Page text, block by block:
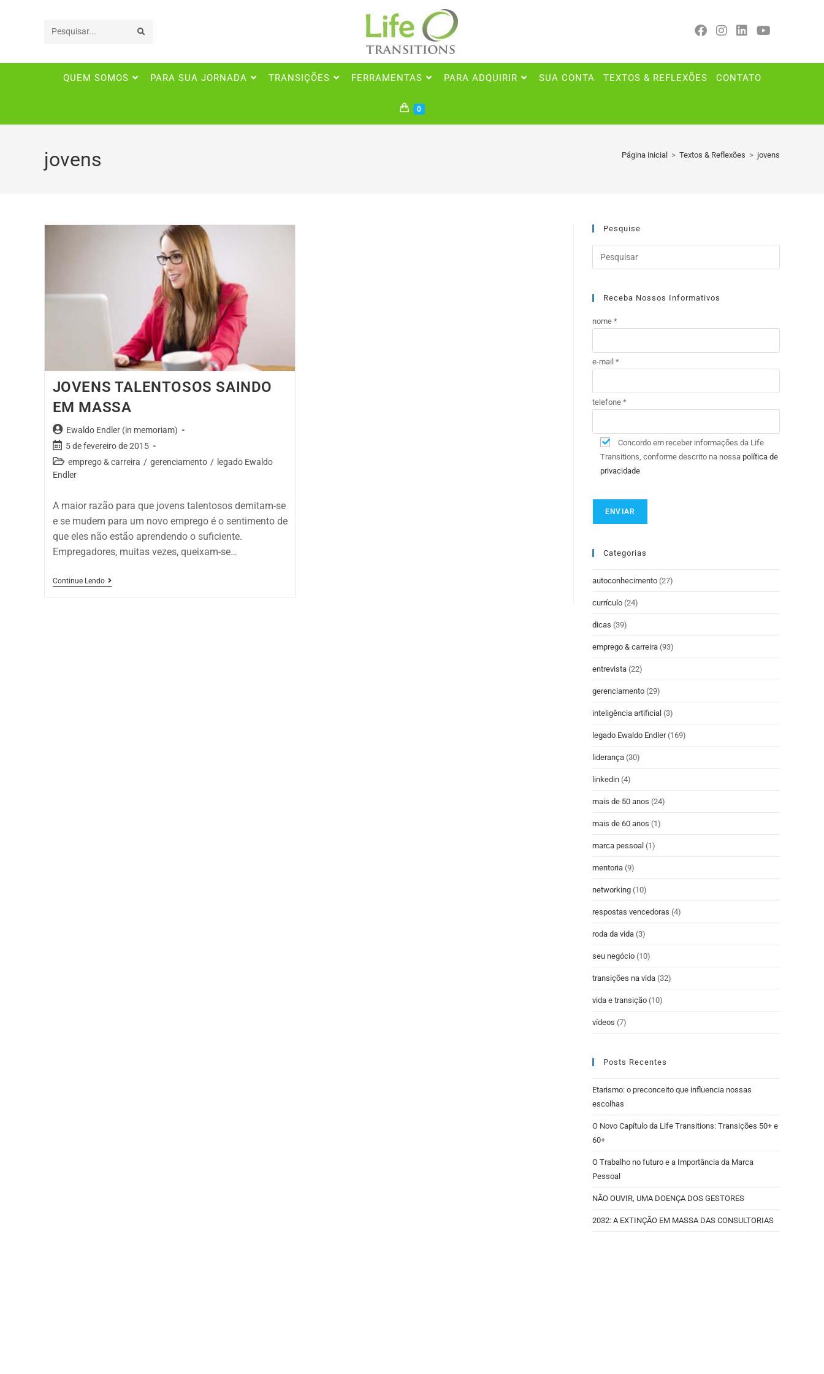
Pesquisar
siteQUEM SOMOS PARA SUA JORNADA TRANSIÇÕES FERRAMENTAS PARA ADQUIRIR SUA CONTA TEXTOS & REFLEXÕES CONTATO
0
jovens Página inicial > Textos & Reflexões > jovens
JOVENS TALENTOSOS SAINDO
EM MASSA
Ewaldo Endler (in memoriam)
5 de fevereiro de 2015
emprego & carreira / gerenciamento / legado Ewaldo
Endler
A maior razão para que jovens talentosos demitam-se
e se mudem para um novo emprego é o sentimento de
que eles não estão aprendendo o suficiente.
Empregadores, muitas vezes, queixam-se…
Continue Lendo
Pesquise
Receba Nossos Informativos
nome *
e-mail *
telefone *
Concordo em receber informações da Life
Transitions, conforme descrito na nossa política de
privacidade
Categorias
autoconhecimento (27)
currículo (24)
dicas (39)
emprego & carreira (93)
entrevista (22)
gerenciamento (29)
inteligência artificial (3)
legado Ewaldo Endler (169)
liderança (30)
linkedin (4)
mais de 50 anos (24)
mais de 60 anos (1)
marca pessoal (1)
mentoria (9)
networking (10)
respostas vencedoras (4)
roda da vida (3)
seu negócio (10)
transições na vida (32)
vida e transição (10)
vídeos (7)
Posts Recentes
Etarismo: o preconceito que influencia nossas
escolhas
O Novo Capítulo da Life Transitions: Transições 50+ e
60+
O Trabalho no futuro e a Importância da Marca
Pessoal
NÃO OUVIR, UMA DOENÇA DOS GESTORES
2032: A EXTINÇÃO EM MASSA DAS CONSULTORIAS